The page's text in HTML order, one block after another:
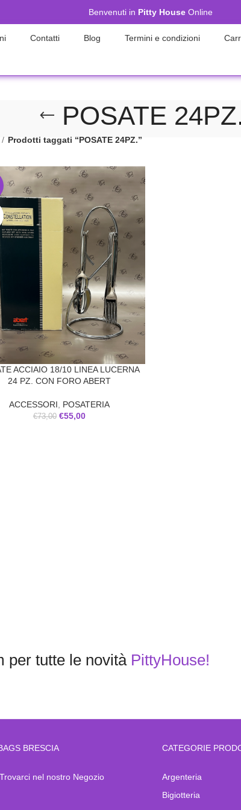
Benvenuti in Pitty House Online
Contatti Blog Termini e condizioni
POSATE
Prodotti taggati “POSATE 24PZ.”
ACCIAIO 18/10 LINEA LUCERNA
24 PZ. CON FORO ABERT
ACCESSORI POSATERIA
€73,00 €55,00
per tutte le novità PittyHouse!
BRESCIA
nel nostro Negozio
CATEGORIE
Argenteria
Bigiotteria